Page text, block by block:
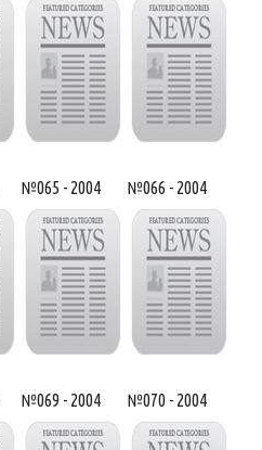
№065 - 2004 №066 - 2004
№069 - 2004 №070 - 2004